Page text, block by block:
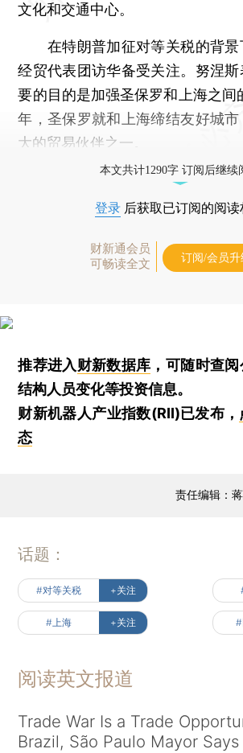
文化和交通中心。
在特朗普加征对等关税的背景
经贸代表团访华备受关注。努涅
要的目的是加强圣保罗和上海之间
年，圣保罗就和上海缔结友好城
大的贸易伙伴之一。
本文共计1290字 订阅后继续
登录 后获取已订阅的阅读
财新通会员
可畅读全文
订阅/会员升
推荐进入财新数据库 ，可随时查
结构人员变化等投资信息。
财新机器人产业指数(RII)已发布，
态
责任编辑：
话题：
#对等关税 +关注
#上海 +关注 #
阅读英文报道
Trade War Is a Trade
Brazil, São Paulo Mayor Says